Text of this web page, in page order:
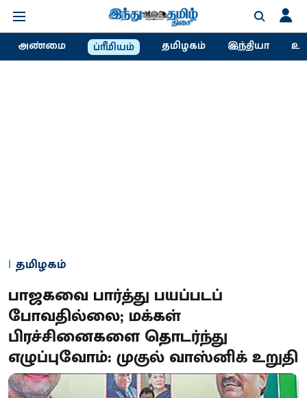
அண்மை ப்ரீமியம் தமிழகம் இந்தியா
தமிழகம்
பாஜகவை பார்த்து பயப்படப்
போவதில்லை; மக்கள்
பிரச்சினைகளை தொடர்ந்து
எழுப்புவோம்: முகுல் வாஸ்னிக் உறுதி